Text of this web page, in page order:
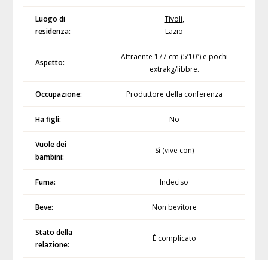
Luogo di
residenza:
Tivoli,
Lazio
Aspetto:
Attraente 177 cm (5’10”) e pochi
extrakg/libbre.
Occupazione: Produttore della conferenza
Ha figli: No
Vuole dei
bambini:
Sì (vive con)
Fuma: Indeciso
Beve: Non bevitore
Stato della
relazione:
È complicato